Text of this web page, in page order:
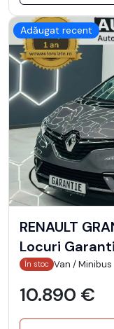
Adăugat recent
RENAULT
Locuri
În stoc Van / Minibus
10.890 €